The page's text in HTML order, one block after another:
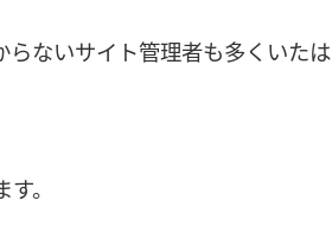
ないサイト管理者も多くいたは
。